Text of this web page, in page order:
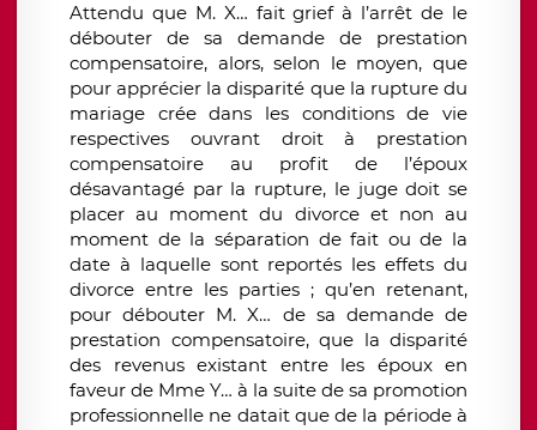
Attendu que M. X… fait grief à l’arrêt de le
débouter de sa demande de prestation
compensatoire, alors, selon le moyen, que
pour apprécier la disparité que la rupture du
mariage crée dans les conditions de vie
respectives ouvrant droit à prestation
compensatoire au profit de l’époux
désavantagé par la rupture, le juge doit se
placer au moment du divorce et non au
moment de la séparation de fait ou de la
date à laquelle sont reportés les effets du
divorce entre les parties ; qu’en retenant,
pour débouter M. X… de sa demande de
prestation compensatoire, que la disparité
des revenus existant entre les époux en
faveur de Mme Y… à la suite de sa promotion
professionnelle ne datait que de la période à